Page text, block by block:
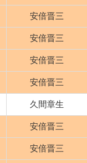
安倍晋三
安倍晋三
安倍晋三
安倍晋三
久間章生
安倍晋三
安倍晋三